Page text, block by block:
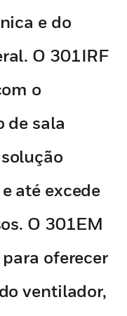
e do
O 301IRF
o
de sala
até excede
O 301EM
oferecer
ventilador,